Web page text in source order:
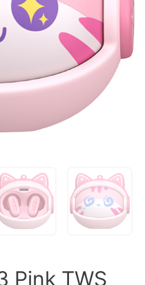
Pink TWS